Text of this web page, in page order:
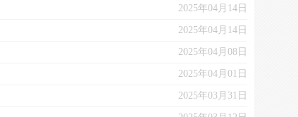
2025年04月14日
2025年04月14日
2025年04月08日
2025年04月01日
2025年03月31日